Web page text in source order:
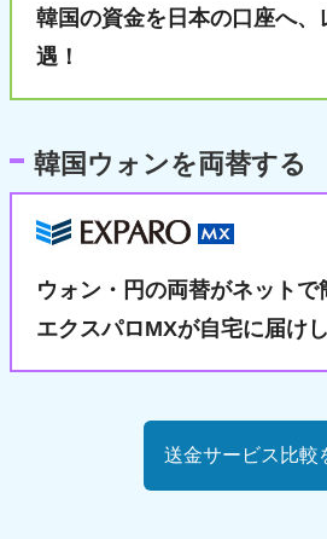
韓国の資金を日本の口座へ、
遇！
韓国ウォンを両替する
ウォン・円の両替がネットで
エクスパロMXが自宅に届け
送金サービス比較